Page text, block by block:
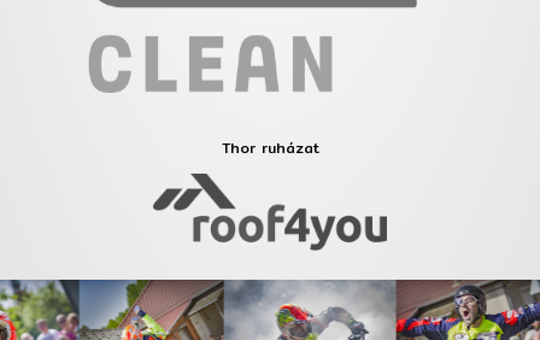
Thor ruházat